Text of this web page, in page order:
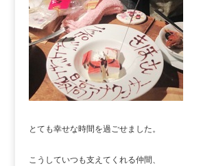
とても幸せな時間を過ごせました。
こうしていつも支えてくれる仲間、